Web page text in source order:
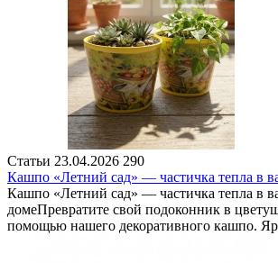
Статьи 23.04.2026 290
Кашпо «Летний сад» — частичка тепла в
Кашпо «Летний сад» — частичка тепла в
домеПревратите свой подоконник в
помощью нашего декоративного кашпо.